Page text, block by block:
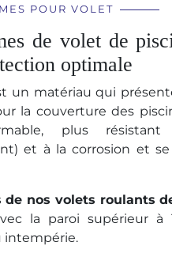
POUR VOLET
de volet de
optimale
un matériau qui
la couverture des
plus
et à la corrosion et
de nos volets roulants
la paroi supérieur
intempérie.